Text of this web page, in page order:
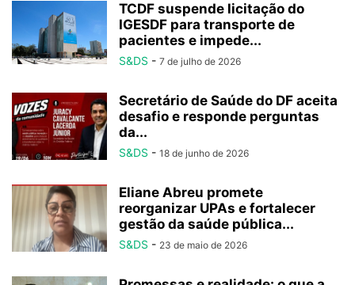
TCDF suspende licitação do
IGESDF para transporte de
pacientes e impede...
S&DS - 7 de julho de 2026
Secretário de Saúde do DF aceita
desafio e responde perguntas
da...
S&DS - 18 de junho de 2026
Eliane Abreu promete
reorganizar UPAs e fortalecer
gestão da saúde pública...
S&DS - 23 de maio de 2026